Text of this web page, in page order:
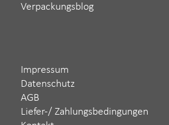
Verpackungsblog
Impressum
Datenschutz
AGB
Liefer-/ Zahlungsbedingungen